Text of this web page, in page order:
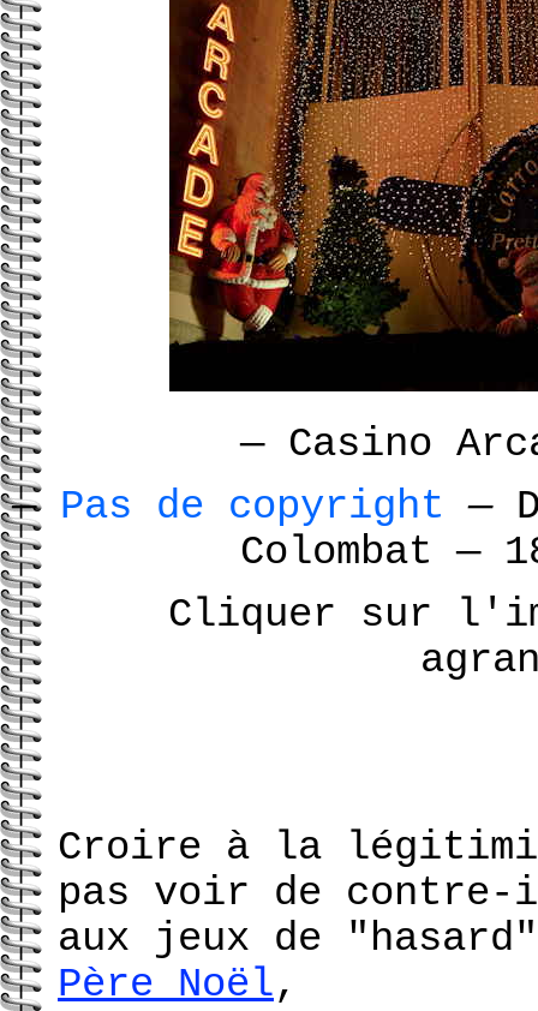
—Casino
— Pas de copyright—
Colombat—
Cliquer sur
Croire à la
pas voir de
aux jeux de
Père Noël,